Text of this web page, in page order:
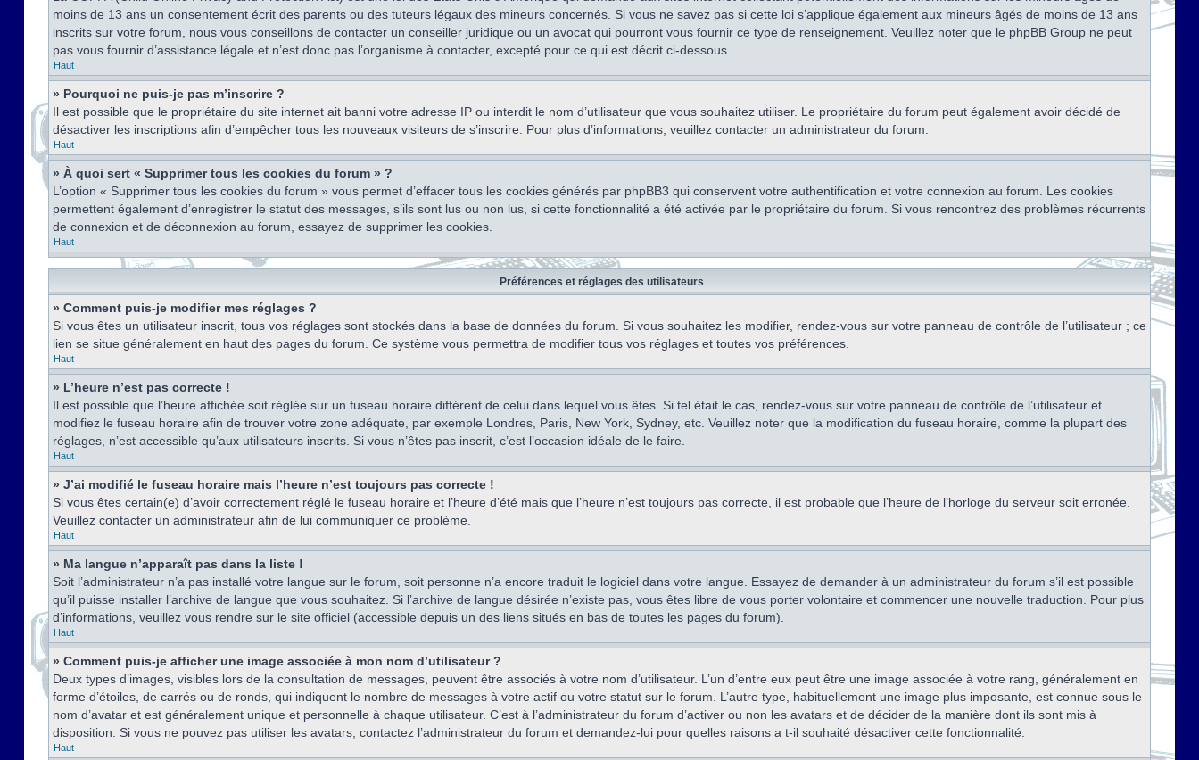
moins de 13 ans un consentement écrit des parents ou des tuteurs légaux des mineurs concernés. Si vous ne savez pas si cette loi s’applique également aux mineurs âgés de moins de 13 ans
inscrits sur votre forum, nous vous conseillons de contacter un conseiller juridique ou un avocat qui pourront vous fournir ce type de renseignement. Veuillez noter que le phpBB Group ne peut
pas vous fournir d’assistance légale et n’est donc pas l’organisme à contacter, excepté pour ce qui est décrit ci-dessous.
Haut
» Pourquoi ne puis-je pas m’inscrire ?
Il est possible que le propriétaire du site internet ait banni votre adresse IP ou interdit le nom d’utilisateur que vous souhaitez utiliser. Le propriétaire du forum peut également avoir décidé de
désactiver les inscriptions afin d’empêcher tous les nouveaux visiteurs de s’inscrire. Pour plus d’informations, veuillez contacter un administrateur du forum.
Haut
» À quoi sert « Supprimer tous les cookies du forum » ?
L’option « Supprimer tous les cookies du forum » vous permet d’effacer tous les cookies générés par phpBB3 qui conservent votre authentification et votre connexion au forum. Les cookies
permettent également d’enregistrer le statut des messages, s’ils sont lus ou non lus, si cette fonctionnalité a été activée par le propriétaire du forum. Si vous rencontrez des problèmes récurrents
de connexion et de déconnexion au forum, essayez de supprimer les cookies.
Haut
Préférences et réglages des utilisateurs
» Comment puis-je modifier mes réglages ?
Si vous êtes un utilisateur inscrit, tous vos réglages sont stockés dans la base de données du forum. Si vous souhaitez les modifier, rendez-vous sur votre panneau de contrôle de l’utilisateur ; ce
lien se situe généralement en haut des pages du forum. Ce système vous permettra de modifier tous vos réglages et toutes vos préférences.
Haut
» L’heure n’est pas correcte !
Il est possible que l’heure affichée soit réglée sur un fuseau horaire différent de celui dans lequel vous êtes. Si tel était le cas, rendez-vous sur votre panneau de contrôle de l’utilisateur et
modifiez le fuseau horaire afin de trouver votre zone adéquate, par exemple Londres, Paris, New York, Sydney, etc. Veuillez noter que la modification du fuseau horaire, comme la plupart des
réglages, n’est accessible qu’aux utilisateurs inscrits. Si vous n’êtes pas inscrit, c’est l’occasion idéale de le faire.
Haut
» J’ai modifié le fuseau horaire mais l’heure n’est toujours pas correcte !
Si vous êtes certain(e) d’avoir correctement réglé le fuseau horaire et l’heure d’été mais que l’heure n’est toujours pas correcte, il est probable que l’heure de l’horloge du serveur soit erronée.
Veuillez contacter un administrateur afin de lui communiquer ce problème.
Haut
» Ma langue n’apparaît pas dans la liste !
Soit l’administrateur n’a pas installé votre langue sur le forum, soit personne n’a encore traduit le logiciel dans votre langue. Essayez de demander à un administrateur du forum s’il est possible
qu’il puisse installer l’archive de langue que vous souhaitez. Si l’archive de langue désirée n’existe pas, vous êtes libre de vous porter volontaire et commencer une nouvelle traduction. Pour plus
d’informations, veuillez vous rendre sur le site officiel (accessible depuis un des liens situés en bas de toutes les pages du forum).
Haut
» Comment puis-je afficher une image associée à mon nom d’utilisateur ?
Deux types d’images, visibles lors de la consultation de messages, peuvent être associés à votre nom d’utilisateur. L’un d’entre eux peut être une image associée à votre rang, généralement en
forme d’étoiles, de carrés ou de ronds, qui indiquent le nombre de messages à votre actif ou votre statut sur le forum. L’autre type, habituellement une image plus imposante, est connue sous le
nom d’avatar et est généralement unique et personnelle à chaque utilisateur. C’est à l’administrateur du forum d’activer ou non les avatars et de décider de la manière dont ils sont mis à
disposition. Si vous ne pouvez pas utiliser les avatars, contactez l’administrateur du forum et demandez-lui pour quelles raisons a t-il souhaité désactiver cette fonctionnalité.
Haut